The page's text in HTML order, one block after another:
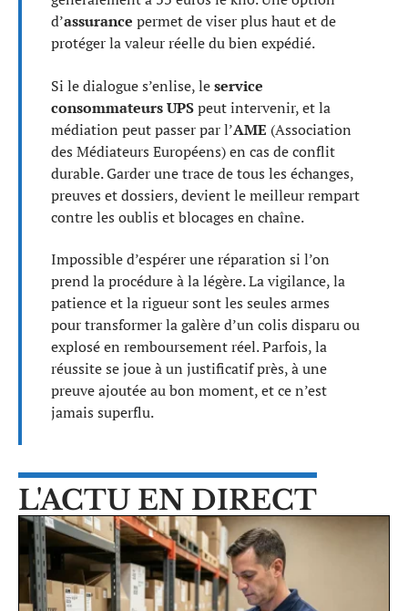
d’assurance permet de viser plus haut et de
protéger la valeur réelle du bien expédié.
Si le dialogue s’enlise, leservice
consommateurs UPSpeut intervenir, et la
médiation peut passer par l’AME (Association
des Médiateurs Européens) en cas de conflit
durable. Garder une trace de tous les échanges,
preuves et dossiers, devient le meilleur rempart
contre les oublis et blocages en chaîne.
Impossible d’espérer une réparation si l’on
prend la procédure à la légère. La vigilance, la
patience et la rigueur sont les seules armes
pour transformer la galère d’un colis disparu ou
explosé en remboursement réel. Parfois, la
réussite se joue à un justificatif près, à une
preuve ajoutée au bon moment, et ce n’est
jamais superflu.
L'ACTU EN DIRECT